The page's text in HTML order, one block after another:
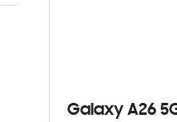
Galaxy A26